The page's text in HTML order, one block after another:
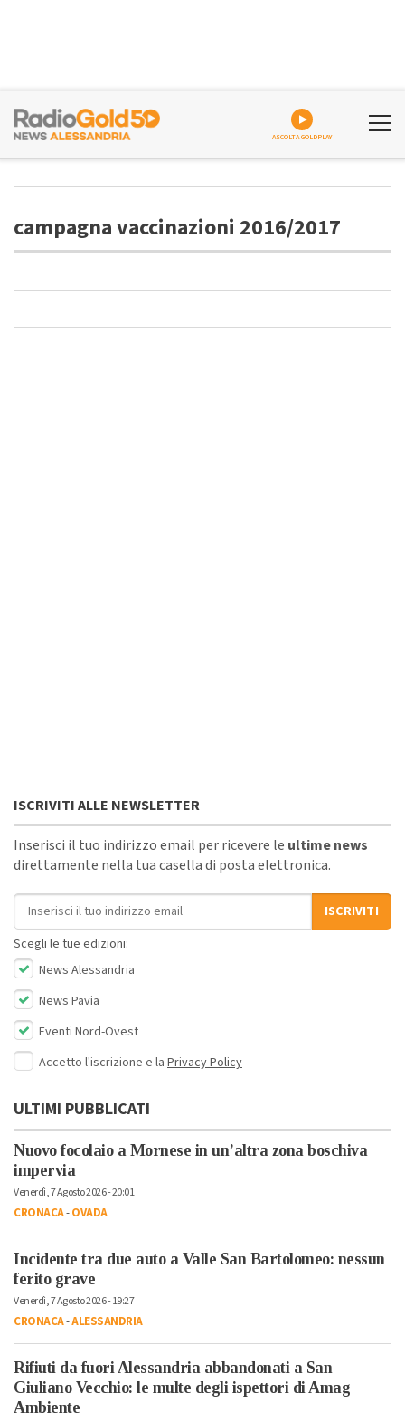
ASCOLTA GOLDPLAY
campagna vaccinazioni 2016/2017
ISCRIVITI ALLE NEWSLETTER
Inserisci il tuo indirizzo email per ricevere le ultime news
direttamente nella tua casella di posta elettronica.
Indirizzo email
ISCRIVITI
Scegli le tue edizioni:
News Alessandria
News Pavia
Eventi Nord-Ovest
Accetto l'iscrizione e la Privacy Policy
ULTIMI PUBBLICATI
Nuovo focolaio a Mornese in un’altra zona boschiva
impervia
Venerdì, 7 Agosto 2026 - 20:01
CRONACA-OVADA
Incidente tra due auto a Valle San Bartolomeo: nessun
ferito grave
Venerdì, 7 Agosto 2026 - 19:27
CRONACA-ALESSANDRIA
Rifiuti da fuori Alessandria abbandonati a San
Giuliano Vecchio: le multe degli ispettori di Amag
Ambiente